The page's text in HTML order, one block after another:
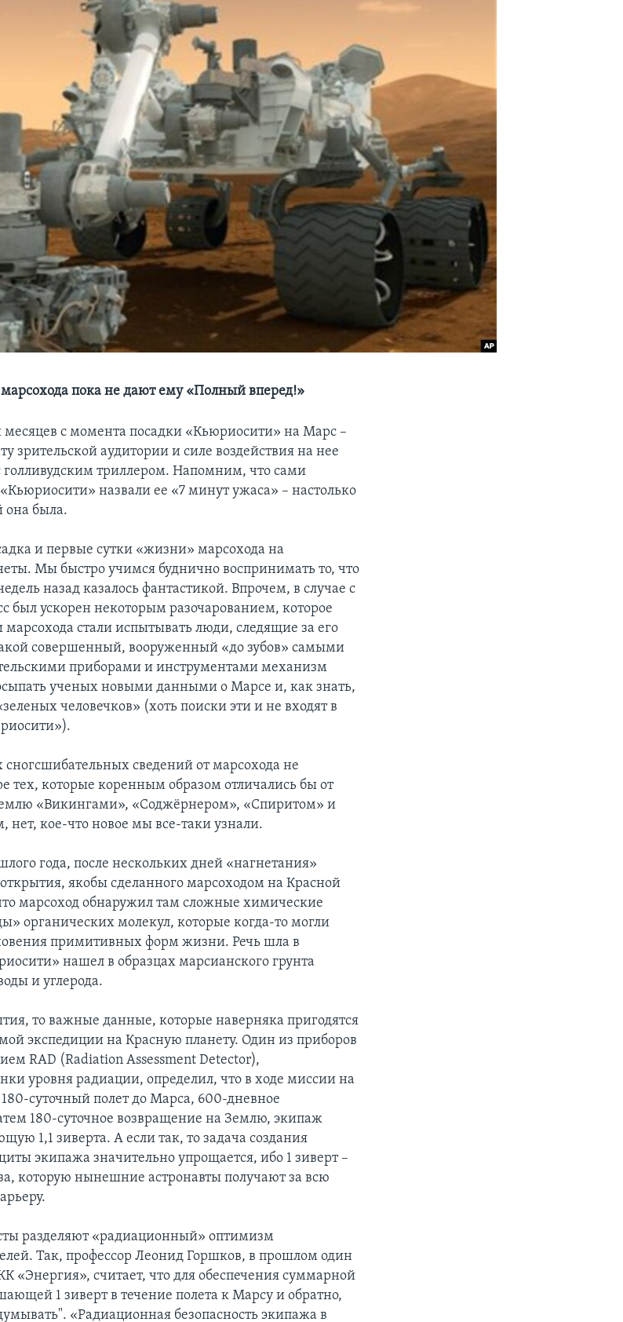
пока не дают ему «Полный вперед!»
с момента посадки «Кьюриосити» на Марс –
зрительской аудитории и силе воздействия на нее
голливудским триллером. Напомним, что сами
назвали ее «7 минут ужаса» – настолько
она была.
и первые сутки «жизни» марсохода на
Мы быстро учимся буднично воспринимать то, что
назад казалось фантастикой. Впрочем, в случае с
был ускорен некоторым разочарованием, которое
марсохода стали испытывать люди, следящие за его
совершенный, вооруженный «до зубов» самыми
приборами и инструментами механизм
ученых новыми данными о Марсе и, как знать,
человечков» (хоть поиски эти и не входят в
сведений от марсохода не
тех, которые коренным образом отличались бы от
«Викингами», «Соджёрнером», «Спиритом» и
кое-что новое мы все-таки узнали.
года, после нескольких дней «нагнетания»
якобы сделанного марсоходом на Красной
марсоход обнаружил там сложные химические
органических молекул, которые когда-то могли
примитивных форм жизни. Речь шла в
нашел в образцах марсианского грунта
и углерода.
то важные данные, которые наверняка пригодятся
экспедиции на Красную планету. Один из приборов
RAD (Radiation Assessment Detector),
уровня радиации, определил, что в ходе миссии на
суточный полет до Марса, 600-дневное
180-суточное возвращение на Землю, экипаж
1,1 зиверта. А если так, то задача создания
экипажа значительно упрощается, ибо 1 зиверт –
которую нынешние астронавты получают за всю
разделяют «радиационный» оптимизм
Так, профессор Леонид Горшков, в прошлом один
«Энергия», считает, что для обеспечения суммарной
1 зиверт в течение полета к Марсу и обратно,
«Радиационная безопасность экипажа в